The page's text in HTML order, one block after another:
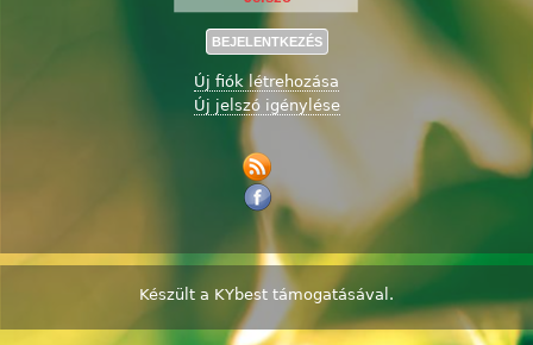
Új fiók létrehozása
Új jelszó igénylése
Készült a KYbest támogatásával.